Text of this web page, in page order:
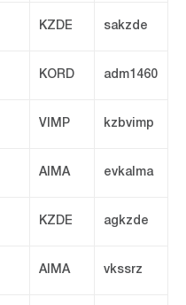
KZDE sakzde
KORD adm1460
VIMP kzbvimp
AIMA evkalma
KZDE agkzde
AIMA vkssrz